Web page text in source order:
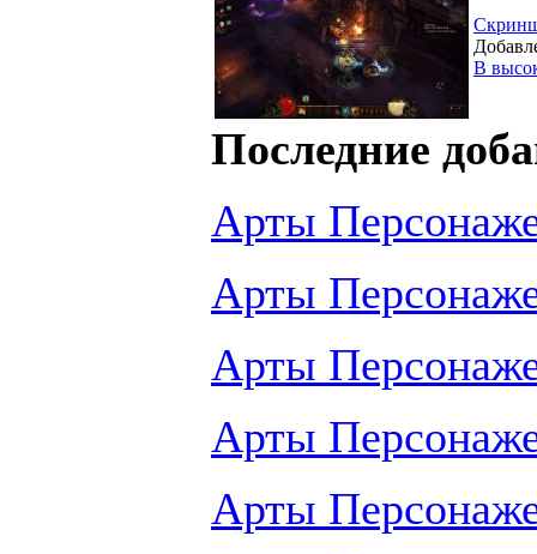
В
Последние
Арты
Арты
Арты
Арты
Арты